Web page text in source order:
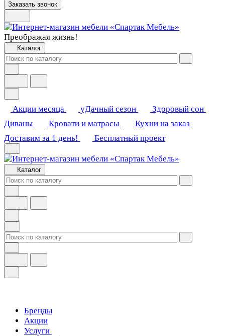
Заказать звонок
Преображая жизнь!
Каталог
Акции месяца уДачный сезон
Здоровый сон
Диваны
Кровати и матрасы
Кухни на заказ
Доставим за 1 день!
Бесплатный проект
Каталог
Бренды
Акции
Услуги